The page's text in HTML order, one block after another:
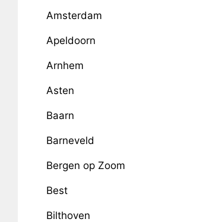
Amsterdam
Apeldoorn
Arnhem
Asten
Baarn
Barneveld
Bergen op Zoom
Best
Bilthoven